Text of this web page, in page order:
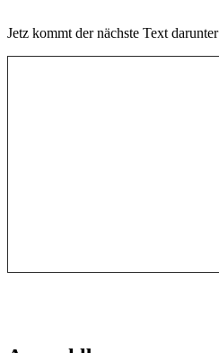
Jetz kommt der nächste Text darunter